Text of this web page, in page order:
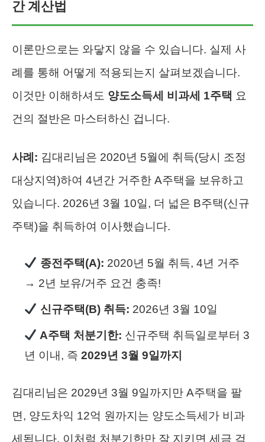
간 계산법
이론만으로는 와닿지 않을 수 있습니다. 실제 사
례를 통해 어떻게 적용되는지 살펴보겠습니다.
이것만 이해하셔도 양도소득세 비과세 1주택 요
건의 절반은 마스터하신 겁니다.
사례: 김대리님은 2020년 5월에 취득(당시 조정
대상지역)하여 4년간 거주한 A주택을 보유하고
있습니다. 2026년 3월 10일, 더 넓은 B주택(신규
주택)을 취득하여 이사했습니다.
종전주택(A): 2020년 5월 취득, 4년 거주
→ 2년 보유/거주 요건 충족!
신규주택(B) 취득: 2026년 3월 10일
A주택 처분기한: 신규주택 취득일로부터 3
년 이내, 즉 2029년 3월 9일까지
김대리님은 2029년 3월 9일까지만 A주택을 팔
면, 양도차익 12억 원까지는 양도소득세가 비과
세됩니다. 이처럼 처분기한만 잘 지키면 세금 걱